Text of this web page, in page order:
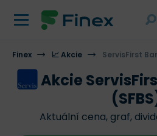
Finex 📈 Akcie ServisFirst
Akcie
Aktuální cena, graf,